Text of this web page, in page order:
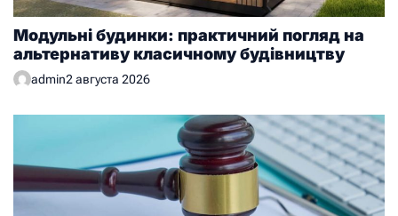
Модульні будинки: практичний погляд на
альтернативу класичному будівництву
admin2 августа 2026